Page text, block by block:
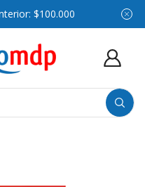
$100.000